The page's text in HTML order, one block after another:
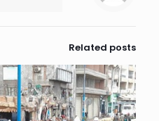
Related posts